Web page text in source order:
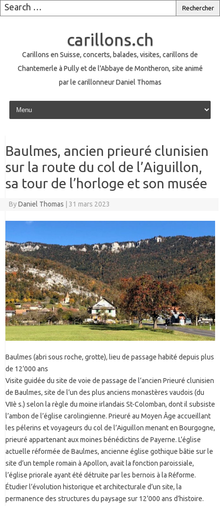
carillons.ch
Carillons en Suisse, concerts, balades, visites, carillons de
Chantemerle à Pully et de l'Abbaye de Montheron, site animé
par le carillonneur Daniel Thomas
Skip to content
Baulmes, ancien prieuré clunisien
sur la route du col de l’Aiguillon,
sa tour de l’horloge et son musée
ByDaniel Thomas 31 mars 2023
Baulmes (abri sous roche, grotte), lieu de passage habité depuis plus
de 12’000 ans
Visite guidée du site de voie de passage de l’ancien Prieuré clunisien
de Baulmes, site de l’un des plus anciens monastères vaudois (du
VIIè s.) selon la règle du moine irlandais St-Colomban, dont il subsiste
l’ambon de l’église carolingienne. Prieuré au Moyen Âge accueillant
les pélerins et voyageurs du col de l’Aiguillon menant en Bourgogne,
prieuré appartenant aux moines bénédictins de Payerne. L’église
actuelle réformée de Baulmes, ancienne église gothique bâtie sur le
site d’un temple romain à Apollon, avait la fonction paroissiale,
l’église priorale ayant été détruite par les bernois à la Réforme.
Étudier l’évolution historique et architecturale d’un site, la
permanence des structures du paysage sur 12’000 ans d’histoire.